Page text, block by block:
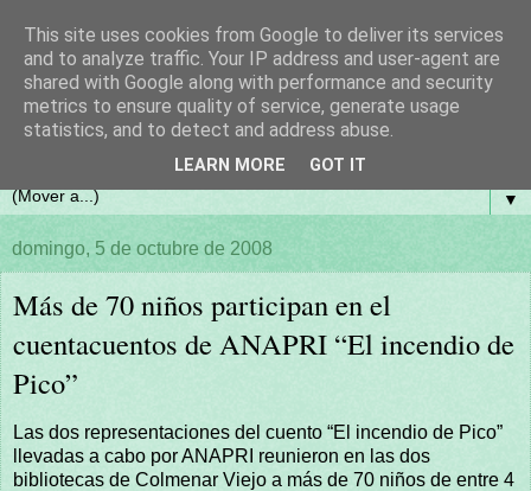
▼
domingo, 5 de octubre de 2008
Más de 70 niños participan en el
cuentacuentos de ANAPRI “El incendio de
Pico”
Las dos representaciones del cuento “El incendio de Pico”
llevadas a cabo por ANAPRI reunieron en las dos
bibliotecas de Colmenar Viejo a más de 70 niños de entre 4
This site uses cookies from Google to deliver its services
and to analyze traffic. Your IP address and user-agent are
shared with Google along with performance and security
metrics to ensure quality of service, generate usage
statistics, and to detect and address abuse.
LEARN MORE GOT IT